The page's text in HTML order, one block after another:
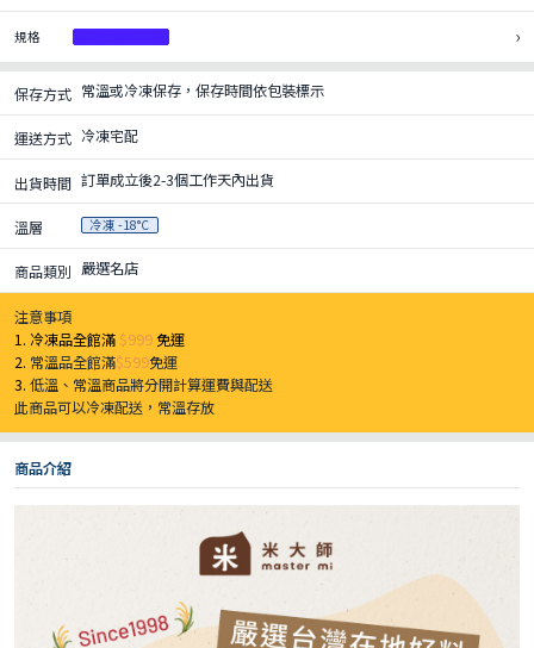
規格 ›
保存方式 常溫或冷凍保存，保存時間依包裝標示
運送方式 冷凍宅配
出貨時間 訂單成立後2-3個工作天內出貨
溫層 冷凍 -18°C
商品類別 嚴選名店
注意事項
1. 冷凍品全館滿 $999免運
2. 常溫品全館滿$599免運
3.低溫、常溫商品將分開計算運費與配送
此商品可以冷凍配送，常溫存放
商品介紹